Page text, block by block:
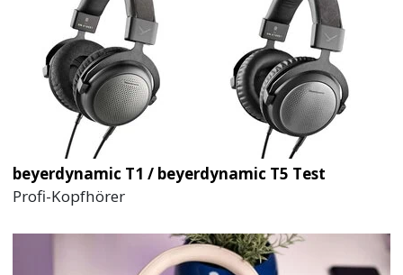
beyerdynamic T1 / beyerdynamic T5 Test
Profi-Kopfhörer